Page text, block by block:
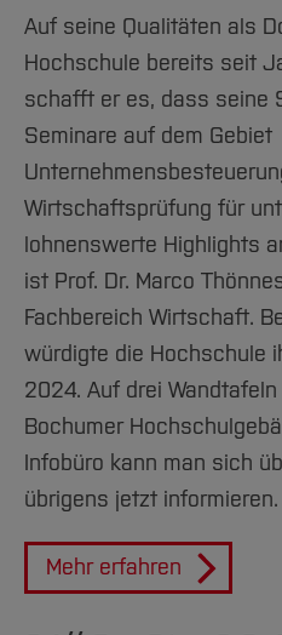
Auf seine Qualitäten als
Hochschule bereits seit
schafft er es, dass seine
Seminare auf dem Gebiet
Wirtschaftsprüfung für
lohnenswerte Highlights
ist Prof. Dr. Marco
Fachbereich Wirtschaft.
würdigte die Hochschule
2024. Auf drei
Bochumer
Infobüro kann man sich
übrigens jetzt informieren.
Mehr erfahren